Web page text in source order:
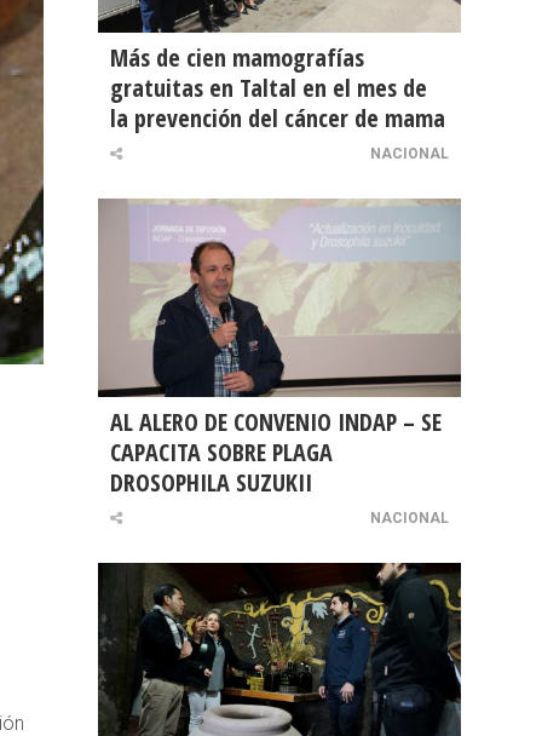
Más de cien mamografías
gratuitas en Taltal en el mes de
la prevención del cáncer de mama
NACIONAL
AL ALERO DE CONVENIO INDAP – SE
CAPACITA SOBRE PLAGA
DROSOPHILA SUZUKII
NACIONAL